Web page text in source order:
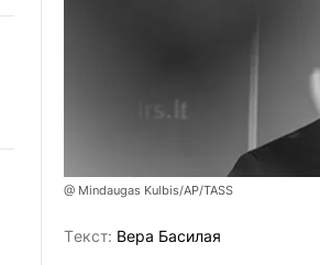
@ Mindaugas Kulbis/AP/TASS
Tекст: Вера Басилая